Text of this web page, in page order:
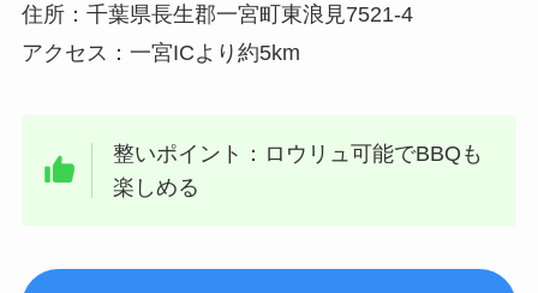
住所：千葉県長生郡一宮町東浪見7521-4
アクセス：一宮ICより約5km
整いポイント：ロウリュ可能でBBQも
楽しめる